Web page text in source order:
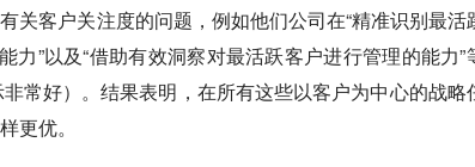
关客户关注度的问题，例如他们公司在“精准识别最活
力”以及“借助有效洞察对最活跃客户进行管理的能力”
常好）。结果表明，在所有这些以客户为中心的战略
更优。